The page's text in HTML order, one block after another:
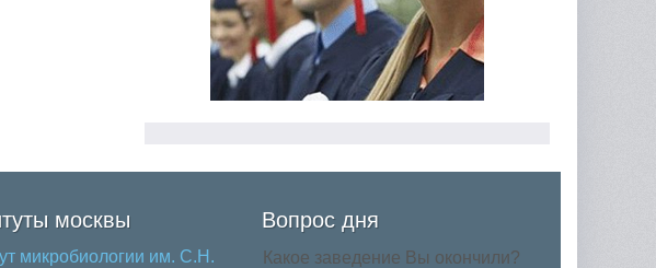
москвы
микробиологии им. С.Н.
Вопрос дня
Какое заведение Вы окончили?